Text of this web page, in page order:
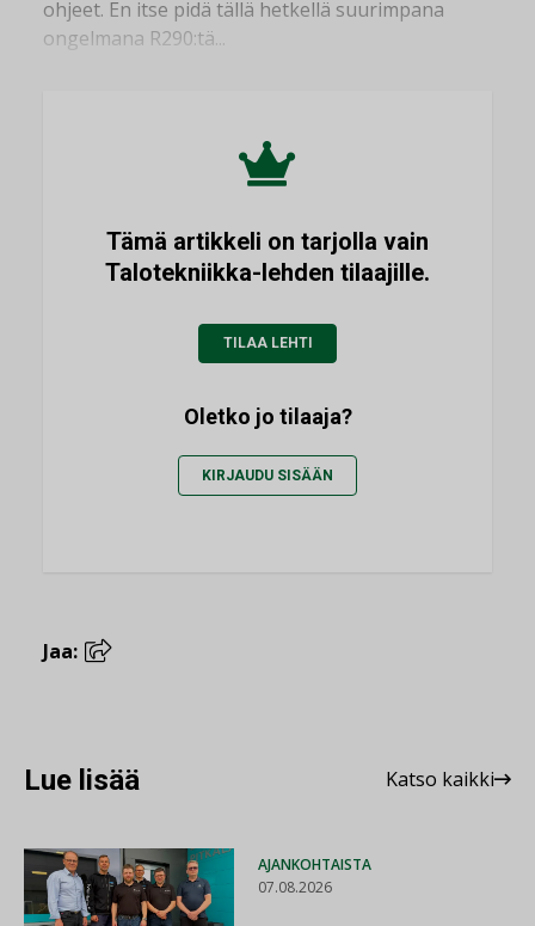
ohjeet. En itse pidä tällä hetkellä suurimpana
ongelmana R290:tä...
Tämä artikkeli on tarjolla vain
Talotekniikka-lehden tilaajille.
TILAA LEHTI
Oletko jo tilaaja?
KIRJAUDU SISÄÄN
Jaa:
Lue lisää Katso kaikki
AJANKOHTAISTA
07.08.2026